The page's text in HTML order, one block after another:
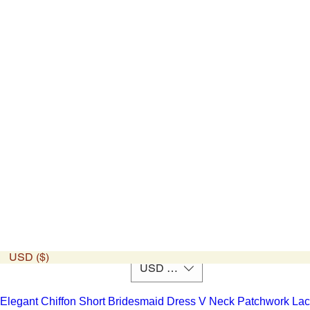
USD ($)
Elegant Chiffon Short Bridesmaid Dress V Neck Patchwork
USD ($)